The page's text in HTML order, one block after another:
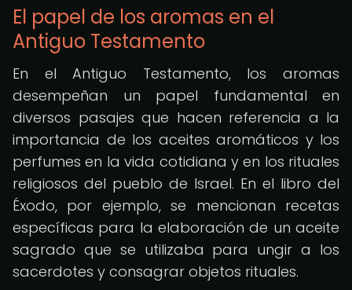
El papel de los aromas en el
Antiguo Testamento
En el Antiguo Testamento, los aromas
desempeñan un papel fundamental en
diversos pasajes que hacen referencia a la
importancia de los aceites aromáticos y los
perfumes en la vida cotidiana y en los rituales
religiosos del pueblo de Israel. En el libro del
Éxodo, por ejemplo, se mencionan recetas
específicas para la elaboración de un aceite
sagrado que se utilizaba para ungir a los
sacerdotes y consagrar objetos rituales.